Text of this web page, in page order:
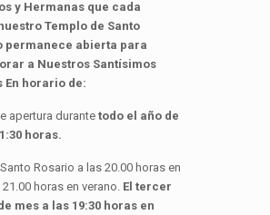
y Hermanas que cada
Templo de Santo
permanece abierta para
a Nuestros Santísimos
En horario de:
apertura durante todo el año de
horas.
Rosario a las 20.00 horas en
horas en verano. El tercer
mes a las 19:30 horas en